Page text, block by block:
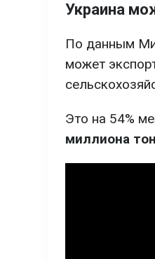
Украина
По данным
может
Это на 54%
миллиона